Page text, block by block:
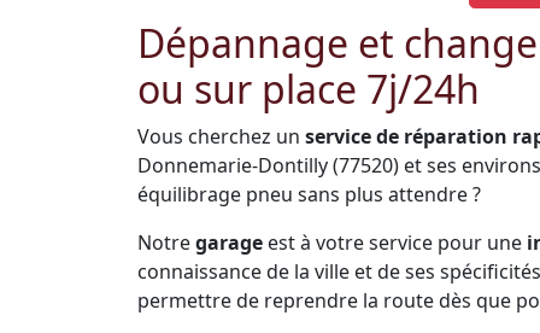
Dépannage et
ou sur place 7j/24h
Vous cherchez un service de réparation
Donnemarie-Dontilly (77520) et ses
équilibrage pneu sans plus attendre ?
Notregarage est à votre service pour une
connaissance de la ville et de ses
permettre de reprendre la route dès que